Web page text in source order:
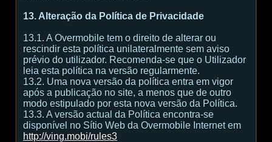
13. Alteração da Política de Privacidade
13.1. A Overmobile tem o direito de alterar ou
rescindir esta política unilateralmente sem aviso
prévio do utilizador. Recomenda-se que o Utilizador
leia esta política na versão regularmente.
13.2. Uma nova versão da política entra em vigor
após a publicação no site, a menos que de outro
modo estipulado por esta nova versão da Política.
13.3. A versão actual da Política encontra-se
disponível no Sítio Web da Overmobile Internet em
http://ving.mobi/rules3